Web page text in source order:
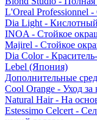
L'Oreal Professionnel
Dia Light - Кислотный
INOA - Стойкое
Majirel - Стойкое
Dia Color -
Lebel (Япония)
Дополнительные
Cool Orange - Уход
Natural Hair - На
Estessimo Celcert -